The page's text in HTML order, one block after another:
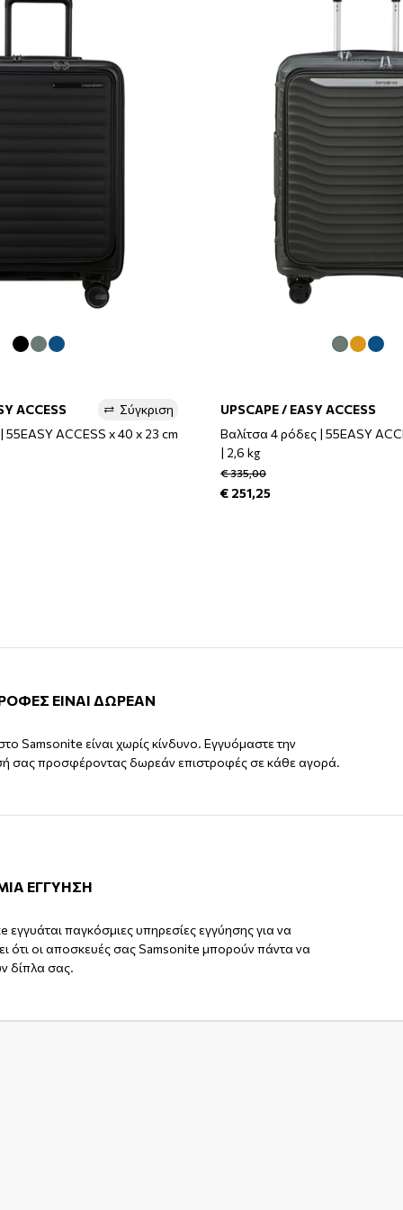
ACCESS
Σύγκριση
55EASY ACCESS x 40 x 23 cm
UPSCAPE / EASY ACCESS
Βαλίτσα 4 ρόδες | 55EASY
| 2,6 kg
€ 335,00
€ 251,25
ΕΙΝΑΙ ΔΩΡΕΑΝ
Samsonite είναι χωρίς κίνδυνο. Εγγυόμαστε την
σας προσφέροντας δωρεάν επιστροφές σε κάθε αγορά.
ΕΓΓΥΗΣΗ
εγγυάται παγκόσμιες υπηρεσίες εγγύησης για να
ότι οι αποσκευές σας Samsonite μπορούν πάντα να
δίπλα σας.